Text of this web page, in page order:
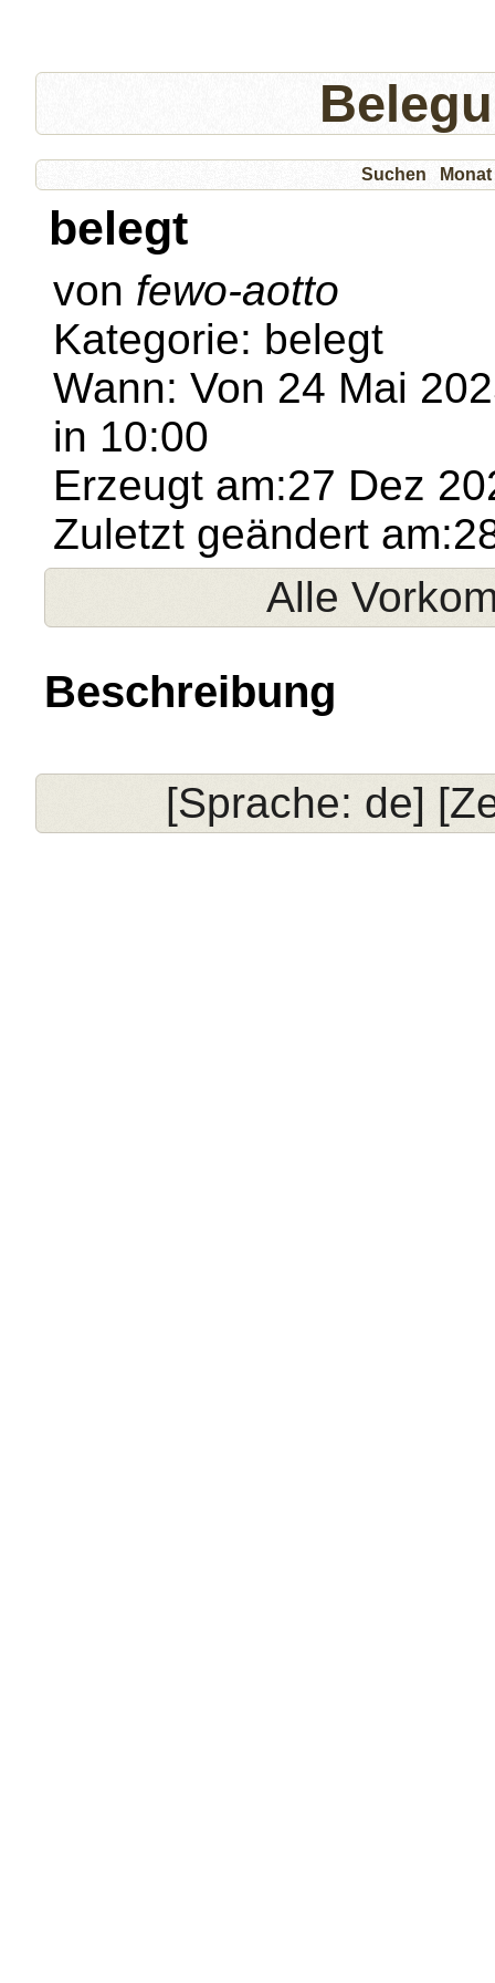
Suchen
belegt
von fewo-aotto
Kategorie: belegt
Wann: Von 24 Mai
in 10:00
Erzeugt am:27 Dez
Zuletzt geändert
Alle
Beschreibung
[Sprache: de]